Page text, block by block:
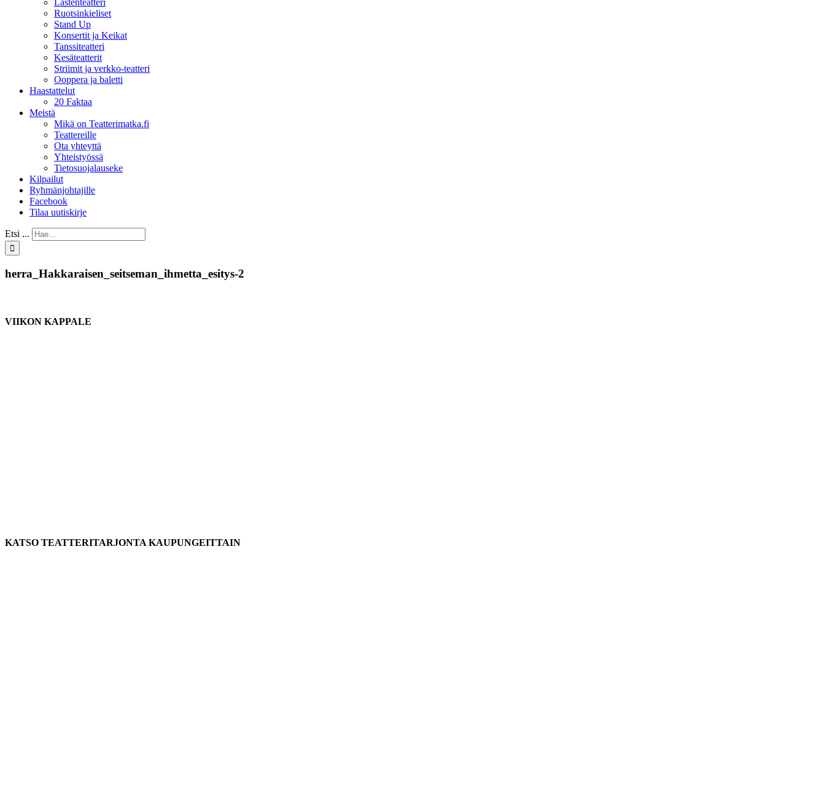
Lastenteatteri
Ruotsinkieliset
Stand Up
Konsertit ja Keikat
Tanssiteatteri
Kesäteatterit
Striimit ja verkko-teatteri
Ooppera ja baletti
Haastattelut
20 Faktaa
Meistä
Mikä on Teatterimatka.fi
Teattereille
Ota yhteyttä
Yhteistyössä
Tietosuojalauseke
Kilpailut
Ryhmänjohtajille
Facebook
Tilaa uutiskirje
Etsi ...
herra_Hakkaraisen_seitseman_ihmetta_esitys-2
VIIKON KAPPALE
KATSO TEATTERITARJONTA KAUPUNGEITTAIN